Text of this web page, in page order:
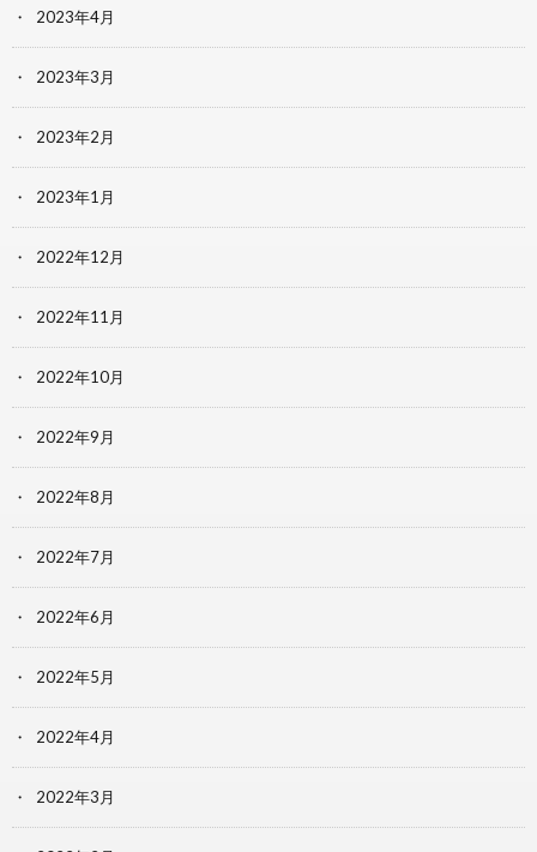
2023年4月
2023年3月
2023年2月
2023年1月
2022年12月
2022年11月
2022年10月
2022年9月
2022年8月
2022年7月
2022年6月
2022年5月
2022年4月
2022年3月